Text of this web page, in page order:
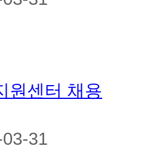
원센터 채용
31